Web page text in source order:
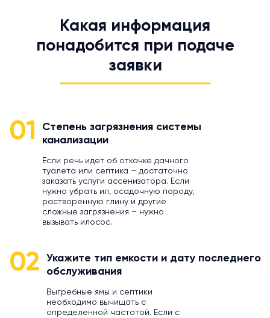
Какая информация
понадобится при подаче
заявки
01
Степень загрязнения системы
канализации
Если речь идет об откачке дачного
туалета или септика – достаточно
заказать услуги ассенизатора. Если
нужно убрать ил, осадочную породу,
растворенную глину и другие
сложные загрязнения – нужно
вызывать илосос.
02
Укажите тип емкости и дату последнего
обслуживания
Выгребные ямы и септики
необходимо вычищать с
определенной частотой. Если с